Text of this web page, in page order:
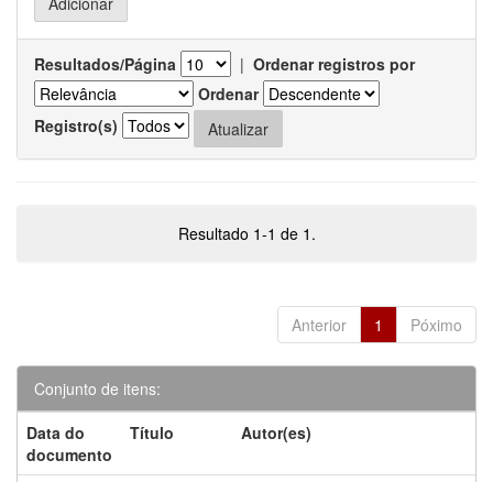
Resultados/Página | Ordenar registros por
Ordenar
Registro(s)
Resultado 1-1 de 1.
Anterior 1 Póximo
Conjunto de itens:
Data do
documento
Título Autor(es)